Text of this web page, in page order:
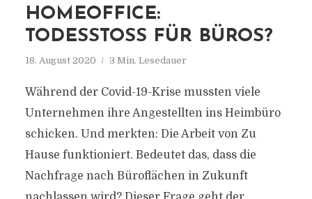
HOMEOFFICE:
TODESSTOSS FÜR BÜROS?
18. August 2020 3 Min. Lesedauer
Während der Covid-19-Krise mussten viele
Unternehmen ihre Angestellten ins Heimbüro
schicken. Und merkten: Die Arbeit von Zu
Hause funktioniert. Bedeutet das, dass die
Nachfrage nach Büroflächen in Zukunft